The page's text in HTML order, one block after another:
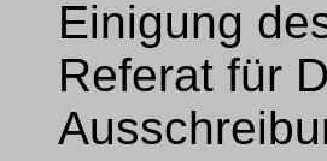
Einigung
Referat für